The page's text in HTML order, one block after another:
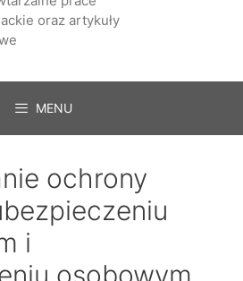
oraz artykuły
MENU
ochrony
i